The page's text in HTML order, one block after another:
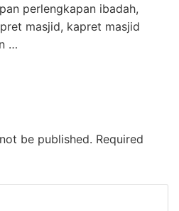
perlengkapan ibadah,
masjid, kapret masjid
…
be published. Required